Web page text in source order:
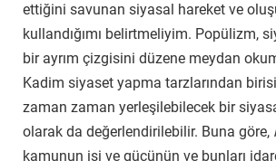
ettiğini savunan siyasal hareket ve
kullandığımı belirtmeliyim. Popülizm,
bir ayrım çizgisini düzene meydan
Kadim siyaset yapma tarzlarından
zaman zaman yerleşilebilecek bir
olarak da değerlendirilebilir. Buna göre,
kamunun işi ve gücünün ve bunları